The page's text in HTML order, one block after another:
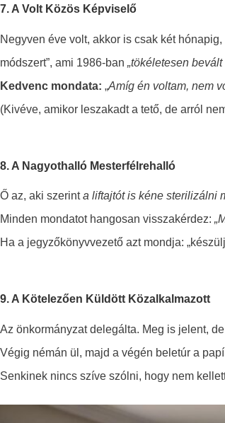
7. A Volt Közös Képviselő
Negyven éve volt, akkor is csak két
módszert”, ami 1986-ban „tökéletesen
Kedvenc mondata: „Amíg én voltam, nem
(Kivéve, amikor leszakadt a tető, de arról
8. A Nagyothalló Mesterfélrehalló
Ő az, aki szerinta liftajtót is kéne sterilizálni
Minden mondatot hangosan visszakérdez:
Ha a jegyzőkönyvvezető azt mondja:
9. A Kötelezően Küldött Közalkalmazott
Az önkormányzat delegálta. Meg is jelent,
Végig némán ül, majd a végén beletúr a
Senkinek nincs szíve szólni, hogy nem